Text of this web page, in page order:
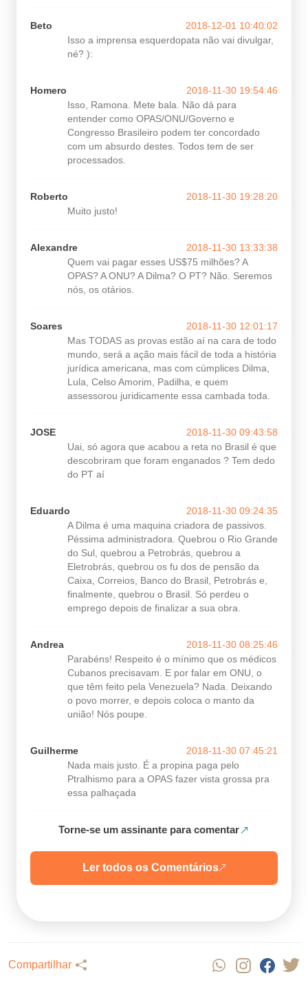
Beto
2018-12-01 10:40:02
Isso a imprensa esquerdopata não vai divulgar,
né? ):
Homero
2018-11-30 19:54:46
Isso, Ramona. Mete bala. Não dá para
entender como OPAS/ONU/Governo e
Congresso Brasileiro podem ter concordado
com um absurdo destes. Todos tem de ser
processados.
Roberto
2018-11-30 19:28:20
Muito justo!
Alexandre
2018-11-30 13:33:38
Quem vai pagar esses US$75 milhões? A
OPAS? A ONU? A Dilma? O PT? Não. Seremos
nós, os otários.
Soares
2018-11-30 12:01:17
Mas TODAS as provas estão aí na cara de todo
mundo, será a ação mais fácil de toda a história
jurídica americana, mas com cúmplices Dilma,
Lula, Celso Amorim, Padilha, e quem
assessorou juridicamente essa cambada toda.
JOSE
2018-11-30 09:43:58
Uai, só agora que acabou a reta no Brasil é que
descobriram que foram enganados ? Tem dedo
do PT aí
Eduardo
2018-11-30 09:24:35
A Dilma é uma maquina criadora de passivos.
Péssima administradora. Quebrou o Rio Grande
do Sul, quebrou a Petrobrás, quebrou a
Eletrobrás, quebrou os fu dos de pensão da
Caixa, Correios, Banco do Brasil, Petrobrás e,
finalmente, quebrou o Brasil. Só perdeu o
emprego depois de finalizar a sua obra.
Andrea
2018-11-30 08:25:46
Parabéns! Respeito é o mínimo que os médicos
Cubanos precisavam. E por falar em ONU, o
que têm feito pela Venezuela? Nada. Deixando
o povo morrer, e depois coloca o manto da
união! Nós poupe.
Guilherme
2018-11-30 07:45:21
Nada mais justo. É a propina paga pelo
Ptralhismo para a OPAS fazer vista grossa pra
essa palhaçada
Torne-se um assinante para comentar
Ler todos os Comentários
Compartilhar